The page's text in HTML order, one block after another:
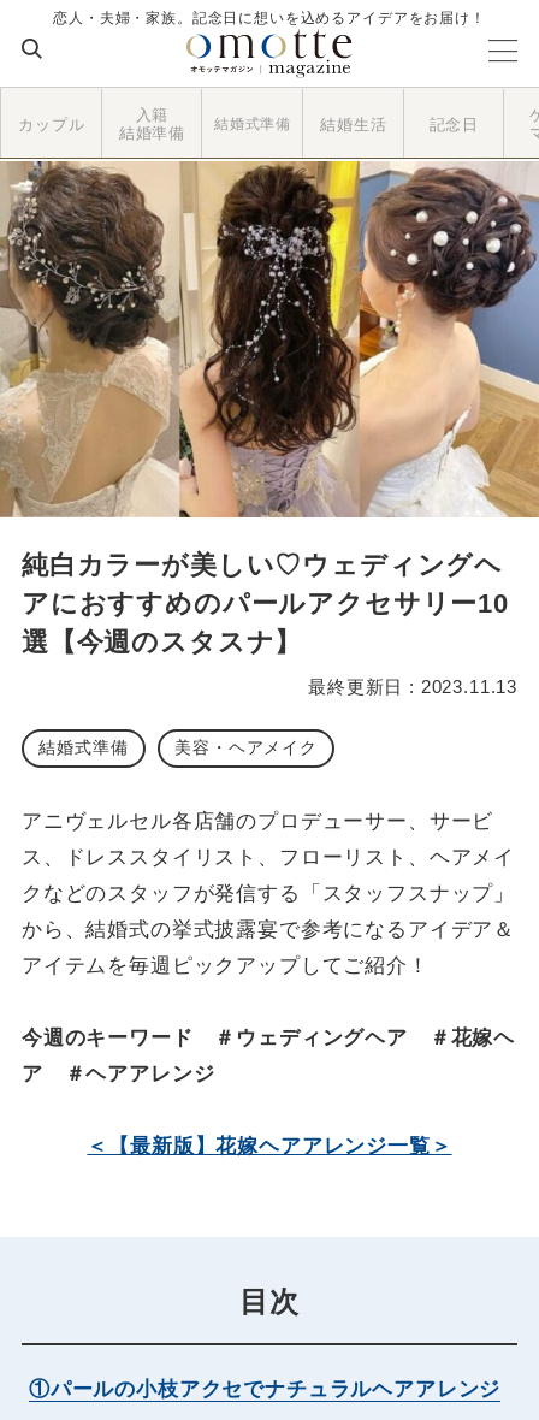
恋人・夫婦・家族。記念日に想いを込めるアイデアをお届け！
カップル
入籍
結婚準備
結婚式準備 結婚生活 記念日
純白カラーが美しい♡ウェディングヘ
アにおすすめのパールアクセサリー10
選【今週のスタスナ】
最終更新日 : 2023.11.13
結婚式準備 美容・ヘアメイク
アニヴェルセル各店舗のプロデューサー、サービ
ス、ドレススタイリスト、フローリスト、ヘアメイ
クなどのスタッフが発信する「スタッフスナップ」
から、結婚式の挙式披露宴で参考になるアイデア＆
アイテムを毎週ピックアップしてご紹介！
今週のキーワード ＃ウェディングヘア ＃花嫁ヘ
ア ＃ヘアアレンジ
＜【最新版】花嫁ヘアアレンジ一覧＞
目次
①パールの小枝アクセでナチュラルヘアアレンジ